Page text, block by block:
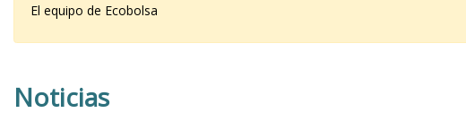
El equipo de Ecobolsa
Noticias